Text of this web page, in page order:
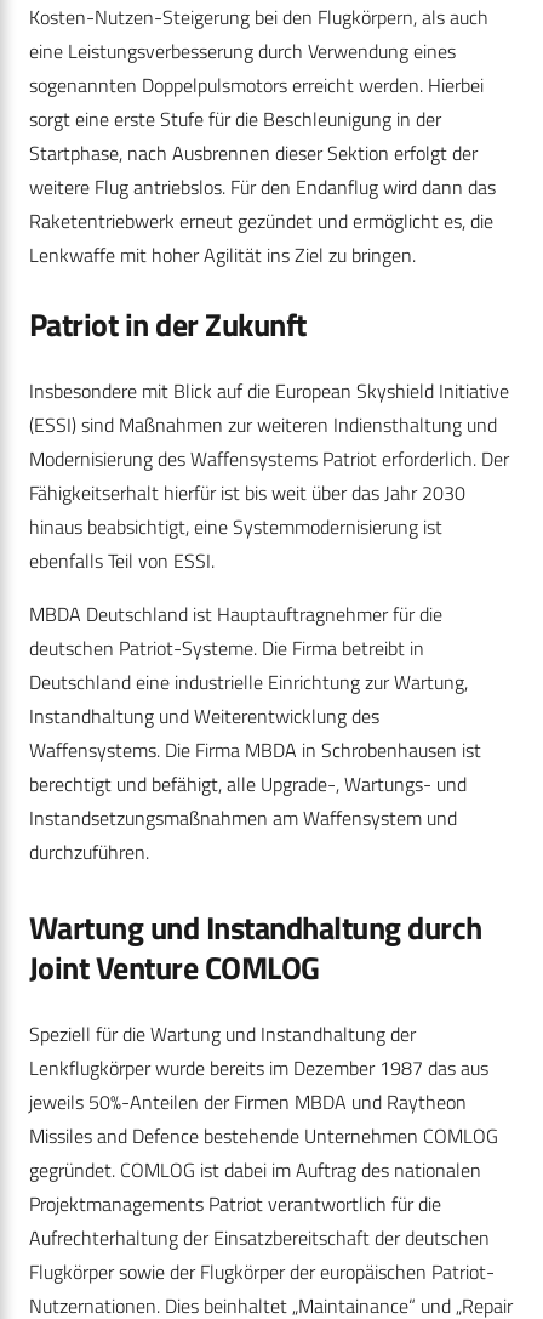
Kosten-Nutzen-Steigerung bei den Flugkörpern, als auch
eine Leistungsverbesserung durch Verwendung eines
sogenannten Doppelpulsmotors erreicht werden. Hierbei
sorgt eine erste Stufe für die Beschleunigung in der
Startphase, nach Ausbrennen dieser Sektion erfolgt der
weitere Flug antriebslos. Für den Endanflug wird dann das
Raketentriebwerk erneut gezündet und ermöglicht es, die
Lenkwaffe mit hoher Agilität ins Ziel zu bringen.
Patriot in der Zukunft
Insbesondere mit Blick auf die European Skyshield Initiative
(ESSI) sind Maßnahmen zur weiteren Indiensthaltung und
Modernisierung des Waffensystems Patriot erforderlich. Der
Fähigkeitserhalt hierfür ist bis weit über das Jahr 2030
hinaus beabsichtigt, eine Systemmodernisierung ist
ebenfalls Teil von ESSI.
MBDA Deutschland ist Hauptauftragnehmer für die
deutschen Patriot-Systeme. Die Firma betreibt in
Deutschland eine industrielle Einrichtung zur Wartung,
Instandhaltung und Weiterentwicklung des
Waffensystems. Die Firma MBDA in Schrobenhausen ist
berechtigt und befähigt, alle Upgrade-, Wartungs- und
Instandsetzungsmaßnahmen am Waffensystem und
durchzuführen.
Wartung und Instandhaltung durch
Joint Venture COMLOG
Speziell für die Wartung und Instandhaltung der
Lenkflugkörper wurde bereits im Dezember 1987 das aus
jeweils 50%-Anteilen der Firmen MBDA und Raytheon
Missiles and Defence bestehende Unternehmen COMLOG
gegründet. COMLOG ist dabei im Auftrag des nationalen
Projektmanagements Patriot verantwortlich für die
Aufrechterhaltung der Einsatzbereitschaft der deutschen
Flugkörper sowie der Flugkörper der europäischen Patriot-
Nutzernationen. Dies beinhaltet „Maintainance“ und „Repair